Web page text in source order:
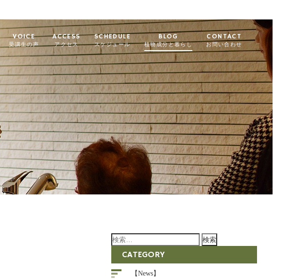
VOICE
受講生の声
ACCESS
アクセス
SCHEDULE
スケジュール
BLOG
植物成分と暮らし
CONTACT
お問い合わせ
検
CATEGORY
【News】